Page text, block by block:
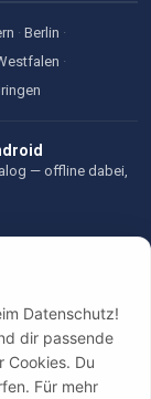
· Berlin ·
·
— offline dabei,
Datenschutz!
dir passende
Cookies. Du
Für mehr